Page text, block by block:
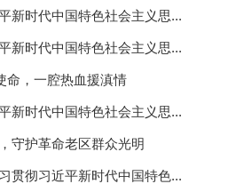
新时代中国特色社会主义思...
新时代中国特色社会主义思...
命，一腔热血援滇情
新时代中国特色社会主义思...
守护革命老区群众光明
贯彻习近平新时代中国特色...